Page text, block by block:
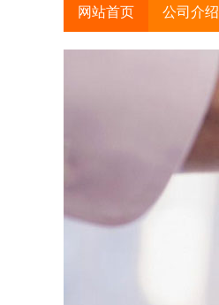
网站首页 公司介绍